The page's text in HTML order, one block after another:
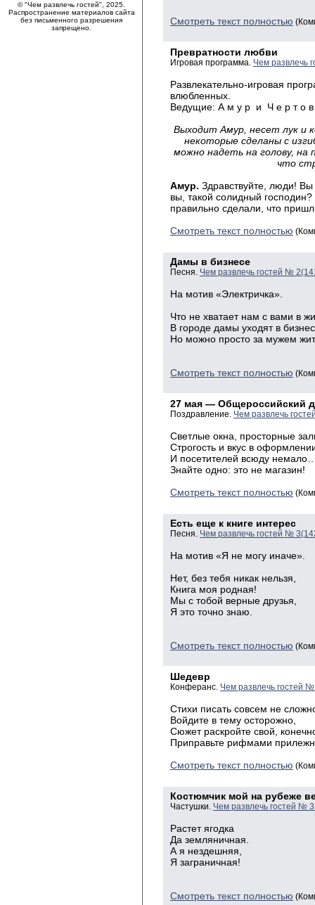
© "Чем развлечь гостей", 2025.
Распространение материалов сайта
без письменного разрешения
запрещено.
Смотреть текст полностью
Превратности любви
Игровая программа. Чем развлечь
Развлекательно-игровая
влюбленных.
Ведущие: А м у р и Ч е р т о в
Выходит Амур, несет лук и
некоторые сделаны с
можно надеть на голову, на
что
Амур. Здравствуйте, люди!
вы, такой солидный господин?
правильно сделали, что
Смотреть текст полностью
Дамы в бизнесе
Песня. Чем развлечь гостей №
На мотив «Электричка».
Что не хватает нам с вами в
В городе дамы уходят в
Но можно просто за мужем
Смотреть текст полностью
27 мая — Общероссийский
Поздравление. Чем развлечь
Светлые окна, просторные
Строгость и вкус в
И посетителей всюду
Знайте одно: это не магазин!
Смотреть текст полностью
Есть еще к книге интерес
Песня. Чем развлечь гостей №
На мотив «Я не могу иначе».
Нет, без тебя никак нельзя,
Книга моя родная!
Мы с тобой верные друзья,
Я это точно знаю.
Смотреть текст полностью
Шедевр
Конферанс. Чем развлечь гостей
Стихи писать совсем не
Войдите в тему осторожно,
Сюжет раскройте свой,
Приправьте рифмами
Смотреть текст полностью
Костюмчик мой на рубеже
Частушки. Чем развлечь гостей №
Растет ягодка
Да земляничная.
А я нездешняя,
Я заграничная!
Смотреть текст полностью